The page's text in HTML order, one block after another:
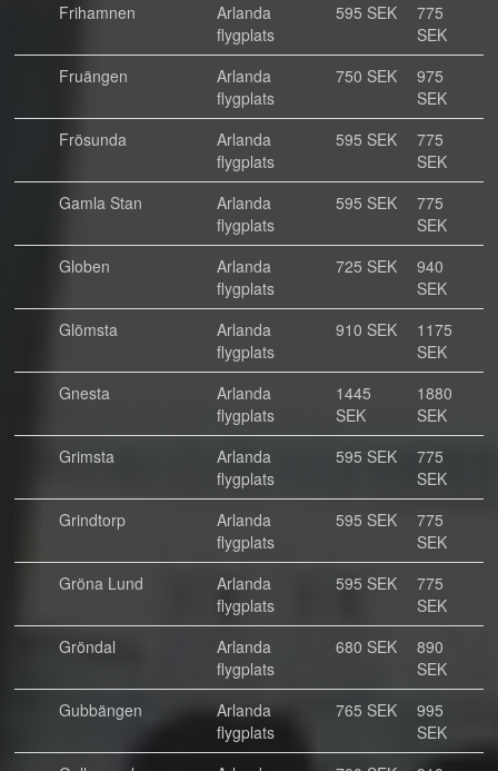
Frihamnen
Arlanda
flygplats
595 SEK
775
SEK
Fruängen
Arlanda
flygplats
750 SEK
975
SEK
Frösunda
Arlanda
flygplats
595 SEK
775
SEK
Gamla Stan
Arlanda
flygplats
595 SEK
775
SEK
Globen
Arlanda
flygplats
725 SEK
940
SEK
Glömsta
Arlanda
flygplats
910 SEK
1175
SEK
Gnesta
Arlanda
flygplats
1445
SEK
1880
SEK
Grimsta
Arlanda
flygplats
595 SEK
775
SEK
Grindtorp
Arlanda
flygplats
595 SEK
775
SEK
Gröna Lund
Arlanda
flygplats
595 SEK
775
SEK
Gröndal
Arlanda
flygplats
680 SEK
890
SEK
Gubbängen
Arlanda
flygplats
765 SEK
995
SEK